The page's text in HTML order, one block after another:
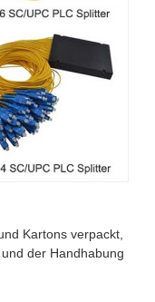
Kartons verpackt,
der Handhabung